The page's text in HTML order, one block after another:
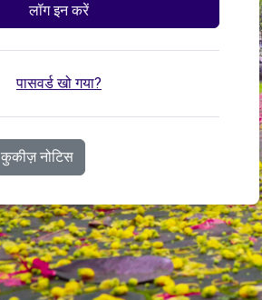
लॉग इन करें
पासवर्ड खो गया?
कुकीज़ नोटिस